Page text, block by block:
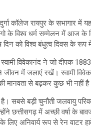
कॉलेज रायपुर के सभागार में
के विश्व धर्म सम्मेलन में आज
को विश्व बंधुत्व दिवस के रूप
विवेकानंद ने जो दीपक
में जलाएं रखें। स्वामी
मानवता से बढ़कर कुछ भी नहीं
सबसे बड़ी चुनौती जलवायु
छत्तीसगढ़ में अच्छी वर्षा के
अनिवार्य रूप से रेन वाटर